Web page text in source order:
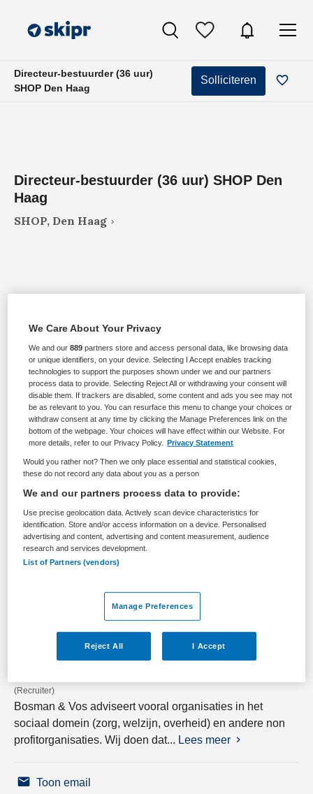
Directeur-bestuurder (36 uur)
SHOP Den Haag
Solliciteren
Directeur-bestuurder (36 uur) SHOP Den
Haag
SHOP, Den Haag
Zorgmanagement
BRANCHE
Overige
AANSTELLING
Vaste aanstelling
PLAATSINGSDATUM
26 maart 2026
NIVEAU
WO
ERVARING
Ervaren
DIENSTVERBAND
Fulltime
Vacature niet beschikbaar
Deze vacature Directeur-bestuurder (36 uur) SHOP Den
Haag bij SHOP is niet meer actueel. Hieronder staan
enkele vergelijkbare vacatures die voor u wellicht
(Recruiter)
Bosman & Vos adviseert vooral organisaties in het
sociaal domein (zorg, welzijn, overheid) en andere non
profitorganisaties. Wij doen dat... Lees meer
Toon email
We Care About Your Privacy
We and our889 partners store and access personal data, like browsing data
or unique identifiers, on your device. Selecting I Accept enables tracking
technologies to support the purposes shown under we and our partners
process data to provide. Selecting Reject All or withdrawing your consent will
disable them. If trackers are disabled, some content and ads you see may not
be as relevant to you. You can resurface this menu to change your choices or
withdraw consent at any time by clicking the Manage Preferences link on the
bottom of the webpage. Your choices will have effect within our Website. For
more details, refer to our Privacy Policy.
Privacy Statement
Would you rather not? Then we only place essential and statistical cookies,
these do not record any data about you as a person
We and our partners process data to provide:
Use precise geolocation data. Actively scan device characteristics for
identification. Store and/or access information on a device. Personalised
advertising and content, advertising and content measurement, audience
research and services development.
List of Partners (vendors)
Manage Preferences
Reject All I Accept